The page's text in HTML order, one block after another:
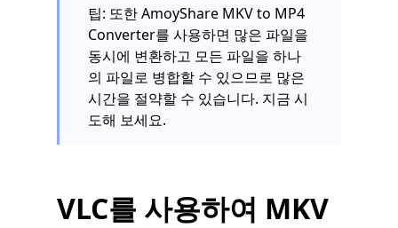
팁: 또한 AmoyShare MKV to MP4
Converter를 사용하면 많은 파일을
동시에 변환하고 모든 파일을 하나
의 파일로 병합할 수 있으므로 많은
시간을 절약할 수 있습니다. 지금 시
도해 보세요.
VLC를 사용하여 MKV